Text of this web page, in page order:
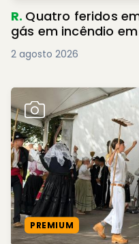
R. Quatro feridos
gás em incêndio
2 agosto 2026
PREMIUM